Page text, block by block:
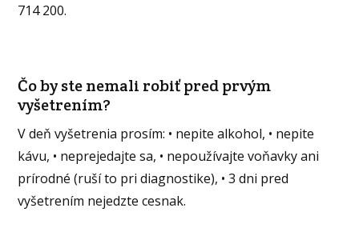
714 200.
Čo by ste nemali robiť pred prvým
vyšetrením?
V deň vyšetrenia prosím: • nepite alkohol, • nepite
kávu, • neprejedajte sa, • nepoužívajte voňavky ani
prírodné (ruší to pri diagnostike), • 3 dni pred
vyšetrením nejedzte cesnak.